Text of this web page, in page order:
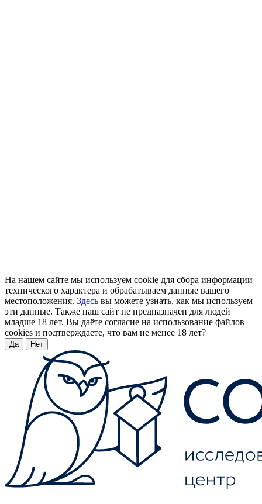
На нашем сайте мы используем cookie для сбора информации
технического характера и обрабатываем данные вашего
местоположения. Здесь вы можете узнать, как мы используем
эти данные. Также наш сайт не предназначен для людей
младше 18 лет. Вы даёте согласие на использование файлов
cookies и подтверждаете, что вам не менее 18 лет?
Да Нет